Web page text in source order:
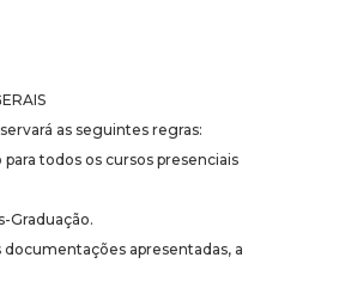
as seguintes regras:
todos os cursos presenciais
Graduação.
documentações apresentadas, a